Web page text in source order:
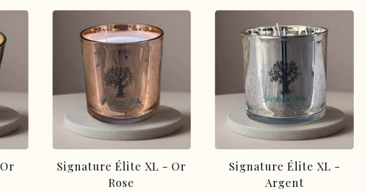
Signature Élite XL - Or
Signature Élite XL -